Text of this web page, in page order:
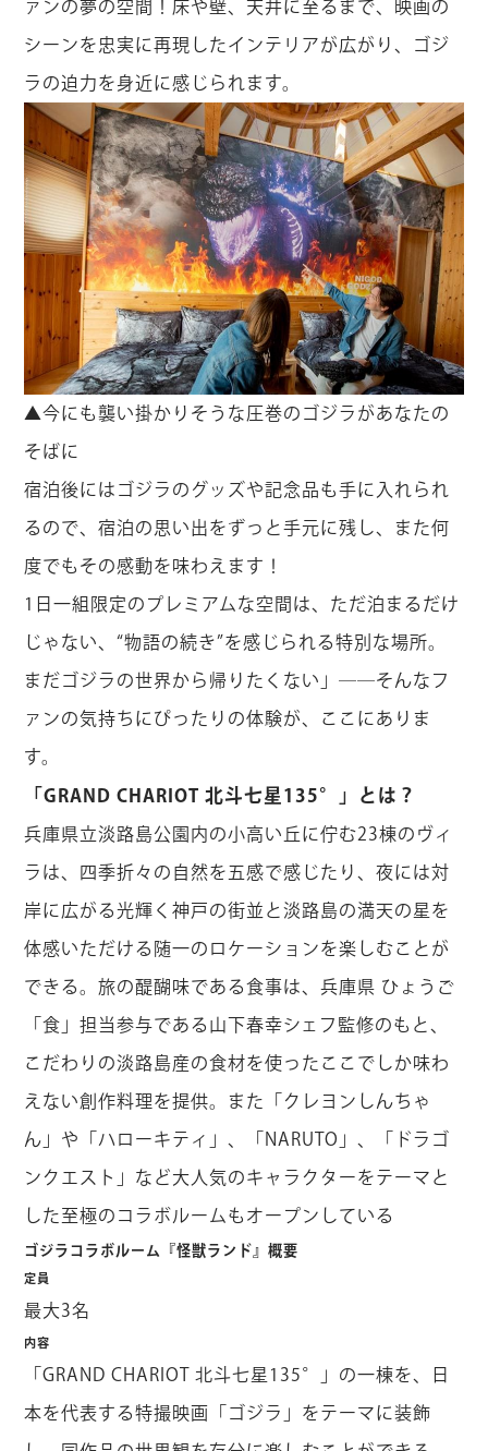
ァンの夢の空間！床や壁、天井に至るまで、映画の
シーンを忠実に再現したインテリアが広がり、ゴジ
ラの迫力を身近に感じられます。
▲今にも襲い掛かりそうな圧巻のゴジラがあなたの
そばに
宿泊後にはゴジラのグッズや記念品も手に入れられ
るので、宿泊の思い出をずっと手元に残し、また何
度でもその感動を味わえます！
1日一組限定のプレミアムな空間は、ただ泊まるだけ
じゃない、“物語の続き”を感じられる特別な場所。
まだゴジラの世界から帰りたくない」――そんなフ
ァンの気持ちにぴったりの体験が、ここにありま
す。
「GRAND CHARIOT 北斗七星135°」とは？
兵庫県立淡路島公園内の小高い丘に佇む23棟のヴィ
ラは、四季折々の自然を五感で感じたり、夜には対
岸に広がる光輝く神戸の街並と淡路島の満天の星を
体感いただける随一のロケーションを楽しむことが
できる。旅の醍醐味である食事は、兵庫県 ひょうご
「食」担当参与である山下春幸シェフ監修のもと、
こだわりの淡路島産の食材を使ったここでしか味わ
えない創作料理を提供。また「クレヨンしんちゃ
ん」や「ハローキティ」、「NARUTO」、「ドラゴ
ンクエスト」など大人気のキャラクターをテーマと
した至極のコラボルームもオープンしている
ゴジラコラボルーム『怪獣ランド』概要
定員
最大3名
内容
「GRAND CHARIOT 北斗七星135°」の一棟を、日
本を代表する特撮映画「ゴジラ」をテーマに装飾